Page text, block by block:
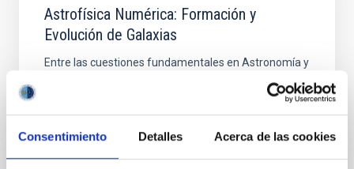
Consentimiento Detalles Acerca de las cookies
Astrofísica Numérica: Formación y
Evolución de Galaxias
Entre las cuestiones fundamentales en Astronomía y
galaxias. Las escalas de tiempo y tamaño son tan
astronómicas que su observación en galaxias
simulaciones numéricas es posible entender la
formación de estructuras cósmicas dentro del actual